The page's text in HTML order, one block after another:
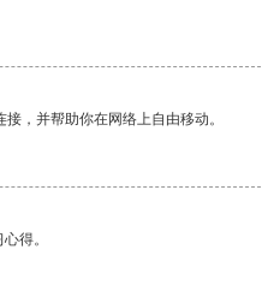
，并帮助你在网络上自由移动。
得。